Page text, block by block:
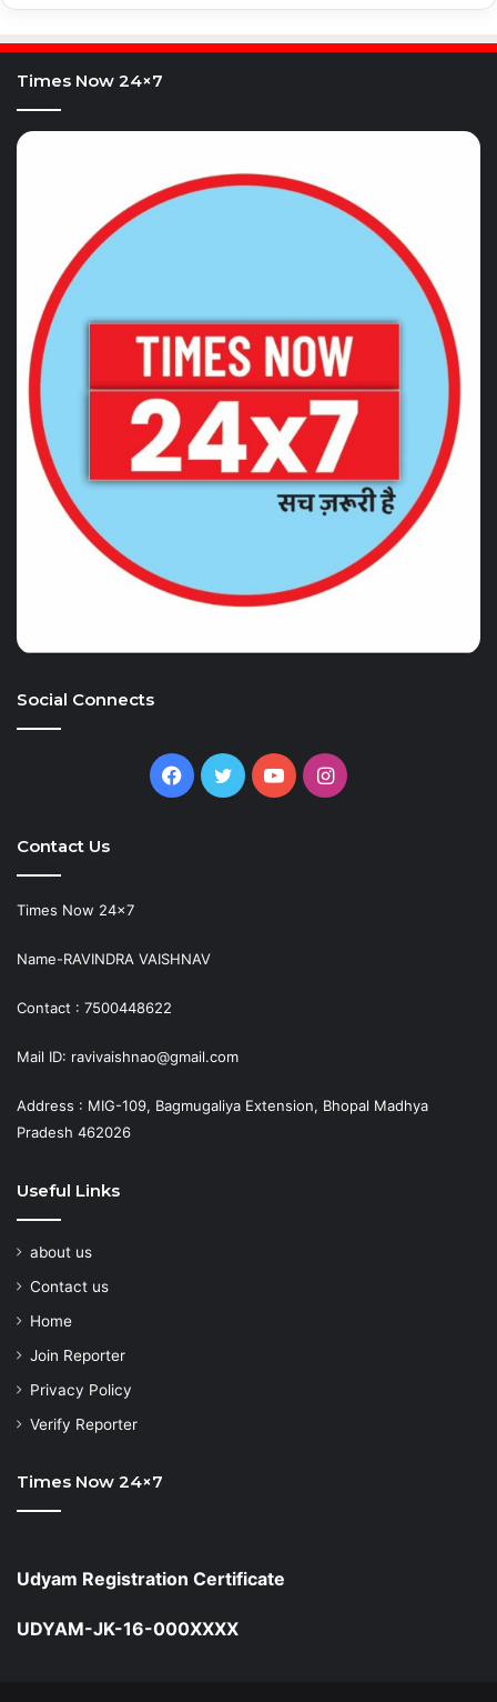
Times Now 24×7
Social Connects
Facebook
TwitterYouTubeInstagram
Contact Us
Times Now 24×7
Name-RAVINDRA VAISHNAV
Contact : 7500448622
Mail ID: ravivaishnao@gmail.com
Address : MIG-109, Bagmugaliya Extension, Bhopal Madhya
Pradesh 462026
Useful Links
about us
Contact us
Home
Join Reporter
Privacy Policy
Verify Reporter
Times Now 24×7
Udyam Registration Certificate
UDYAM-JK-16-000XXXX